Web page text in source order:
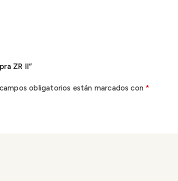
ZR II”
obligatorios están marcados con*